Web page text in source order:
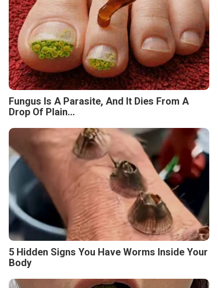
Fungus Is A Parasite, And It Dies From A
Drop Of Plain...
5 Hidden Signs You Have Worms Inside Your
Body